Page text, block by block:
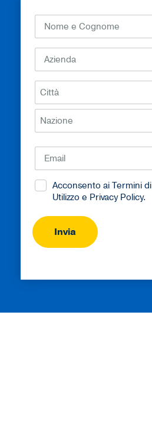
Nome
Cognome
(Obbligatorio)
Azienda
Indirizzo
Email
Consenso
Acconsento ai Termini di
Utilizzo e Privacy Policy.